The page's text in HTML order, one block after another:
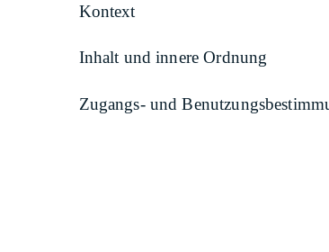
Kontext
Inhalt und innere Ordnung
Zugangs- und